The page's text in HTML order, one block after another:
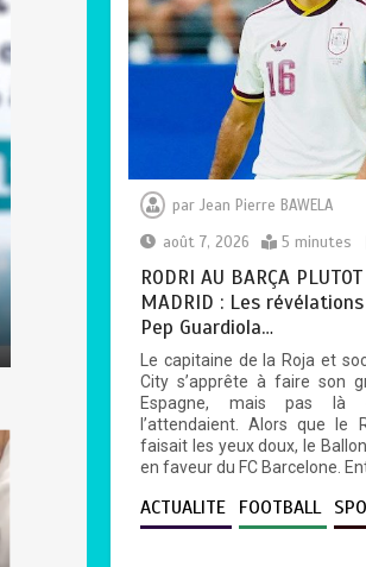
TOGO :
mère
4
par Jean Pierre BAWELA
août 7, 2026
5 minutes
RODRI AU BARÇA PLUTOT
MADRID : Les
Pep Guardiola…
Le capitaine de la Roja et
City s’apprête à faire son
Espagne, mais pas là
l’attendaient. Alors que le
faisait les yeux doux, le
en faveur du FC Barcelone.
ACTUALITE FOOTBALL